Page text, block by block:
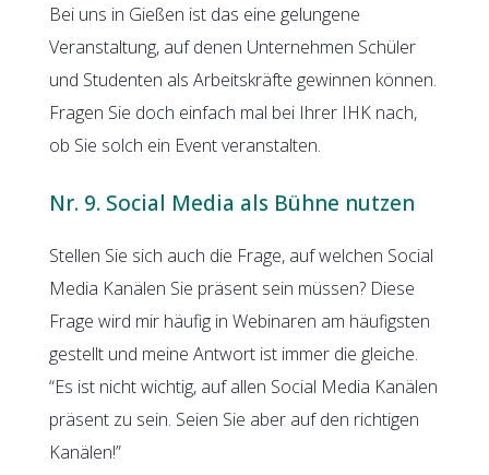
Bei uns in Gießen ist das eine gelungene
Veranstaltung, auf denen Unternehmen Schüler
und Studenten als Arbeitskräfte gewinnen können.
Fragen Sie doch einfach mal bei Ihrer IHK nach,
ob Sie solch ein Event veranstalten.
Nr. 9. Social Media als Bühne nutzen
Stellen Sie sich auch die Frage, auf welchen Social
Media Kanälen Sie präsent sein müssen? Diese
Frage wird mir häufig in Webinaren am häufigsten
gestellt und meine Antwort ist immer die gleiche.
“Es ist nicht wichtig, auf allen Social Media Kanälen
präsent zu sein. Seien Sie aber auf den richtigen
Kanälen!”